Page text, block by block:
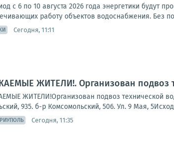
с 6 по 10 августа 2026 года энергетики будут
работу объектов водоснабжения. Без
Сегодня, 11:11
ЖИТЕЛИ!. Организован подвоз
ЖИТЕЛИ!Организован подвоз технической
935. б-р Комсомольский, 506. Ул. 9 Мая,
Сегодня, 11:35